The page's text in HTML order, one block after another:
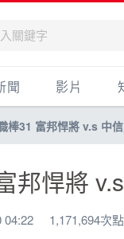
聞 影片
棒31 富邦悍將 v.s 中
邦悍將
04:22 1,171,694次